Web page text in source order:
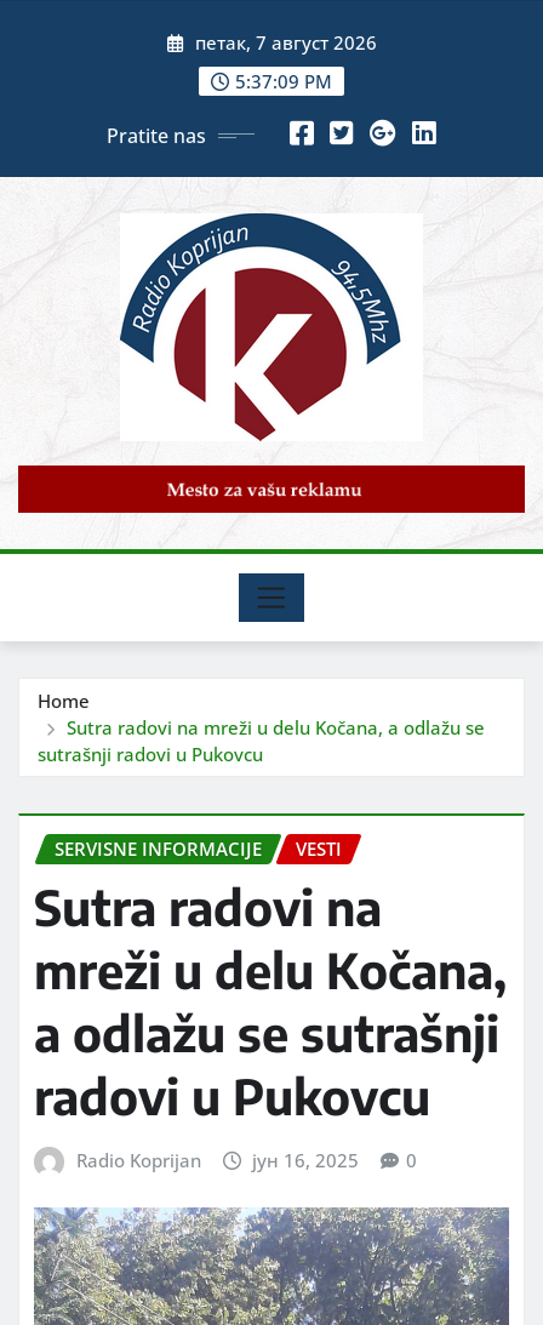
петак, 7 август 2026
5:37:11 PM
Pratite nas
Home
Sutra radovi na mreži u delu Kočana, a odlažu se
sutrašnji radovi u Pukovcu
SERVISNE INFORMACIJE VESTI
Sutra radovi na
mreži u delu Kočana,
a odlažu se sutrašnji
radovi u Pukovcu
Radio Koprijan јун 16, 2025 0